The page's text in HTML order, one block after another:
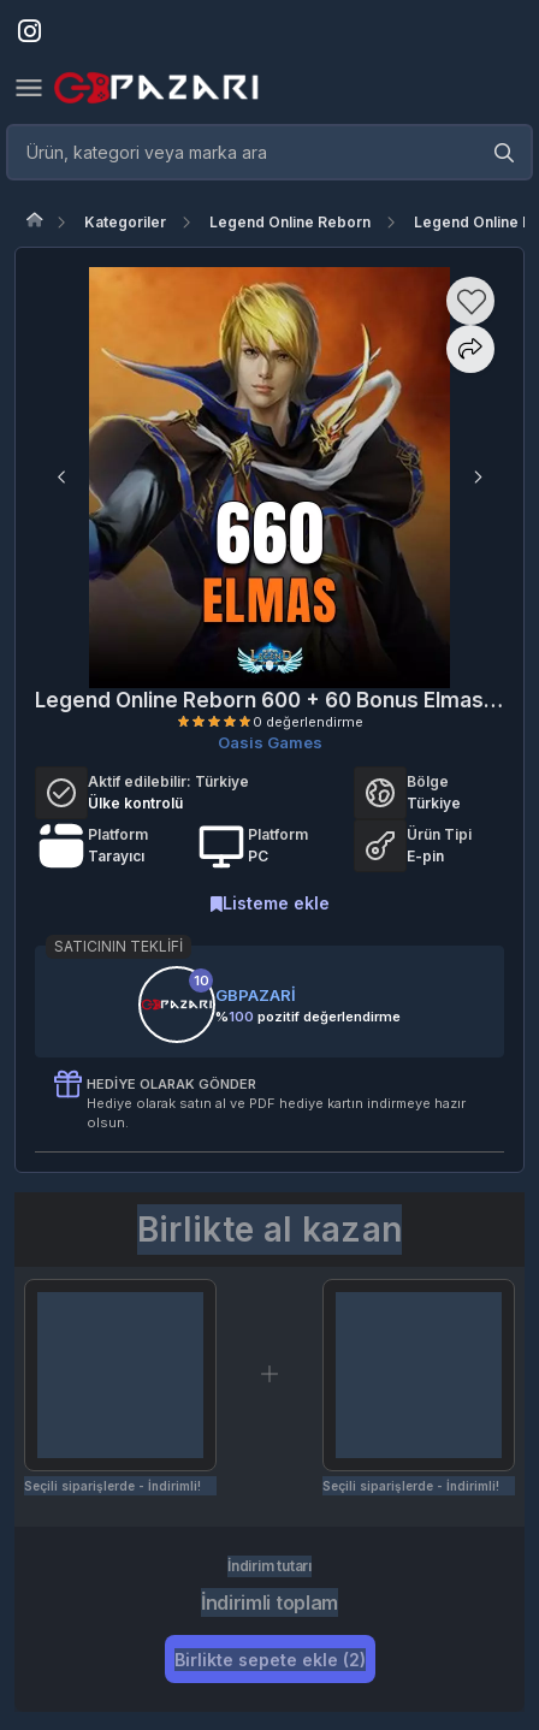
Kategoriler Legend Online Reborn Legend Online
Legend Online Reborn 600 + 60 Bonus Elmas Oasis E-Pin
0 değerlendirme
Oasis Games
Aktif edilebilir: Türkiye
Ülke kontrolü
Bölge
Türkiye
Platform
Tarayıcı
Platform
PC
Ürün Tipi
E-pin
Listeme ekle
SATICININ TEKLIFI
10
GBPAZARİ
%100 pozitif değerlendirme
HEDIYE OLARAK GÖNDER
Hediye olarak satın al ve PDF hediye kartın indirmeye hazır
olsun.
Birlikte al kazan
Seçili siparişlerde - İndirimli! Seçili siparişlerde - İndirimli!
İndirim tutarı
İndirimli toplam
Birlikte sepete ekle (2)